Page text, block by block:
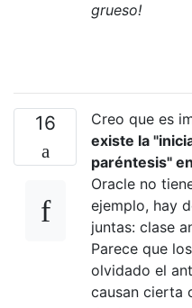
grueso!
16 Creo que es
existe la
paréntesis"
Oracle no
ejemplo, hay
juntas: clase
Parece que
olvidado el
causan cierta